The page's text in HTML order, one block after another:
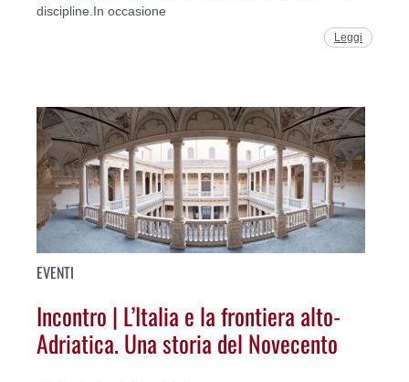
discipline.In occasione
Leggi
EVENTI
Incontro | L’Italia e la frontiera alto-
Adriatica. Una storia del Novecento